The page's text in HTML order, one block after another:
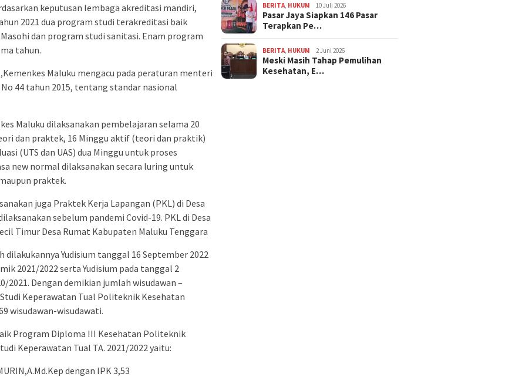
keputusan lembaga akreditasi mandiri,
2021 dua program studi terakreditasi baik
dan program studi sanitasi. Enam program
tahun.
Maluku mengacu pada peraturan menteri
44 tahun 2015, tentang standar nasional
Maluku dilaksanakan pembelajaran selama 20
dan praktek, 16 Minggu aktif (teori dan praktik)
(UTS dan UAS) dua Minggu untuk proses
new normal dilaksanakan secara luring untuk
praktek.
juga Praktek Kerja Lapangan (PKL) di Desa
sebelum pandemi Covid-19. PKL di Desa
Timur Desa Rumat Kabupaten Maluku Tenggara
dilakukannya Yudisium tanggal 16 September 2022
2021/2022 serta Yudisium pada tanggal 2
2021. Dengan demikian jumlah wisudawan –
Keperawatan Tual Politeknik Kesehatan
wisudawan-wisudawati.
Program Diploma III Kesehatan Politeknik
Keperawatan Tual TA. 2021/2022 yaitu:
dengan IPK 3,53
BERITA HUKUM 10 Juli 2026
Pasar Jaya Siapkan 146 Pasar
Terapkan Pe…
BERITA HUKUM 2 Juni 2026
Meski Masih Tahap Pemulihan
Kesehatan, E…